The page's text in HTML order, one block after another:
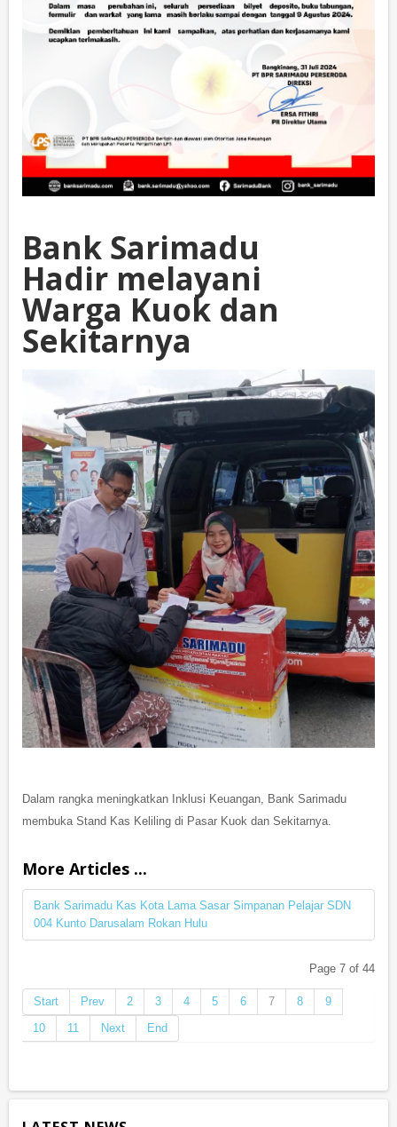
Bank Sarimadu
Hadir melayani
Warga Kuok dan
Sekitarnya
Dalam rangka meningkatkan Inklusi Keuangan, Bank Sarimadu
membuka Stand Kas Keliling di Pasar Kuok dan Sekitarnya.
More Articles ...
Bank Sarimadu Kas Kota Lama Sasar Simpanan Pelajar SDN
004 Kunto Darusalam Rokan Hulu
Page 7 of 44
Start Prev 2 3 4 5 6 7 8
9
10
11 Next End